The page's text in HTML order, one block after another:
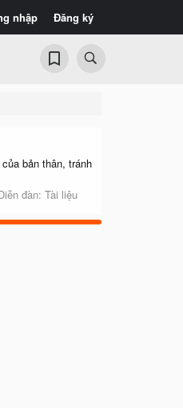
nhập Đăng ký
bản thân, tránh
đàn: Tài liệu